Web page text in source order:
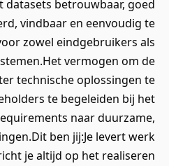
betrouwbaar, goed
vindbaar en eenvoudig te
zowel eindgebruikers als
vermogen om de
technische oplossingen te
te begeleiden bij het
naar duurzame,
ben jij:Je levert werk
je altijd op het realiseren